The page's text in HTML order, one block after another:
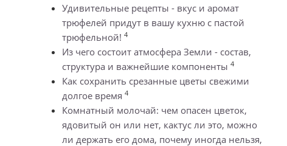
Удивительные рецепты - вкус и аромат
трюфелей придут в вашу кухню с пастой
трюфельной! 4
Из чего состоит атмосфера Земли - состав,
структура и важнейшие компоненты 4
Как сохранить срезанные цветы свежими
долгое время 4
Комнатный молочай: чем опасен цветок,
ядовитый он или нет, кактус ли это, можно
ли держать его дома, почему иногда нельзя,